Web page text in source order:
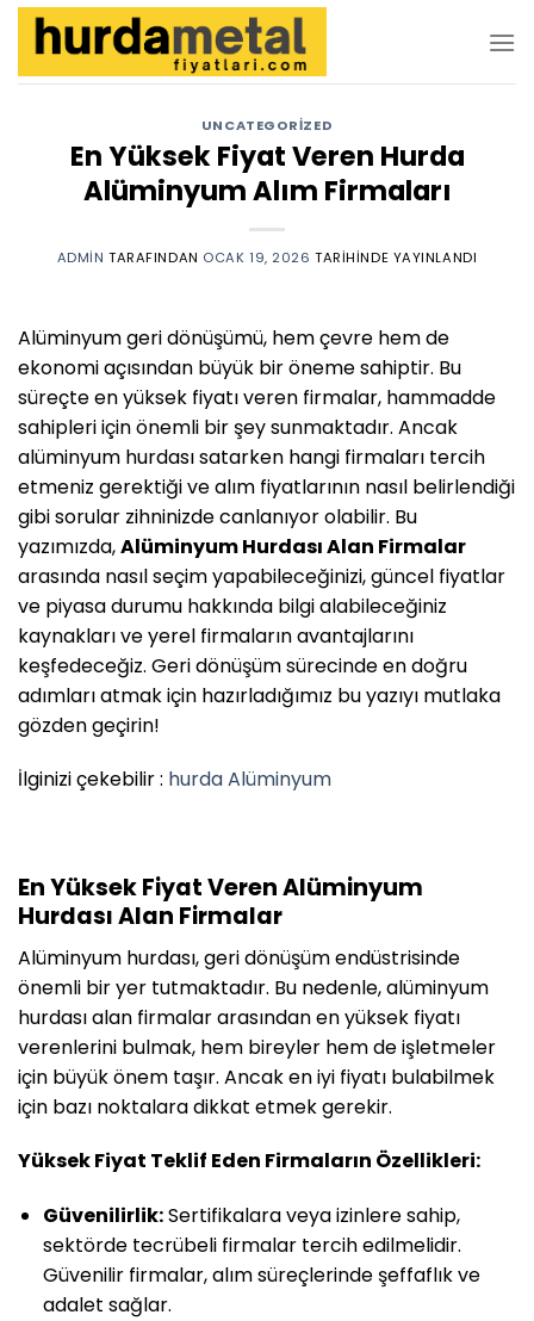
İçeriğe
UNCATEGORIZED
En Yüksek Fiyat Veren Hurda
Alüminyum Alım Firmaları
ADMIN TARAFINDAN OCAK 19, 2026 TARIHINDE YAYINLANDI
Alüminyum geri dönüşümü, hem çevre hem de
ekonomi açısından büyük bir öneme sahiptir. Bu
süreçte en yüksek fiyatı veren firmalar, hammadde
sahipleri için önemli bir şey sunmaktadır. Ancak
alüminyum hurdası satarken hangi firmaları tercih
etmeniz gerektiği ve alım fiyatlarının nasıl belirlendiği
gibi sorular zihninizde canlanıyor olabilir. Bu
yazımızda,Alüminyum Hurdası Alan Firmalar
arasında nasıl seçim yapabileceğinizi, güncel fiyatlar
ve piyasa durumu hakkında bilgi alabileceğiniz
kaynakları ve yerel firmaların avantajlarını
keşfedeceğiz. Geri dönüşüm sürecinde en doğru
adımları atmak için hazırladığımız bu yazıyı mutlaka
gözden geçirin!
İlginizi çekebilir : hurda Alüminyum
En Yüksek Fiyat Veren Alüminyum
Hurdası Alan Firmalar
Alüminyum hurdası, geri dönüşüm endüstrisinde
önemli bir yer tutmaktadır. Bu nedenle, alüminyum
hurdası alan firmalar arasından en yüksek fiyatı
verenlerini bulmak, hem bireyler hem de işletmeler
için büyük önem taşır. Ancak en iyi fiyatı bulabilmek
için bazı noktalara dikkat etmek gerekir.
Yüksek Fiyat Teklif Eden Firmaların Özellikleri:
Güvenilirlik:Sertifikalara veya izinlere sahip,
sektörde tecrübeli firmalar tercih edilmelidir.
Güvenilir firmalar, alım süreçlerinde şeffaflık ve
adalet sağlar.